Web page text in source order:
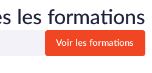
les formations